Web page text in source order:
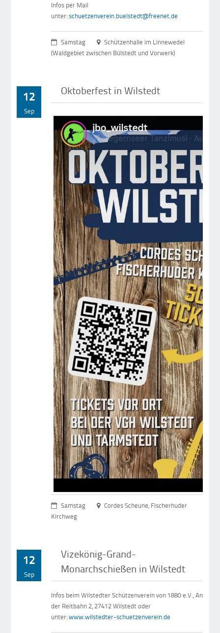
Infos per Mail
unter:schuetzenverein.buelstedt@freenet.de
Samstag
Schützenhalle im Linnewedel
(Waldgebiet zwischen Bülstedt und Vorwerk)
12
Sep
Oktoberfest in Wilstedt
Samstag
Cordes Scheune, Fischerhuder
Kirchweg
12
Sep
Vizekönig-Grand-
Monarchschießen in Wilstedt
Infos beim Wilstedter Schützenverein von 1880 e.V., An
der Reitbahn 2, 27412 Wilstedt oder
unter:www.wilstedter-schuetzenverein.de